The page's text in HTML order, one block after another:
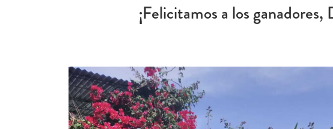
¡Felicitamos a los